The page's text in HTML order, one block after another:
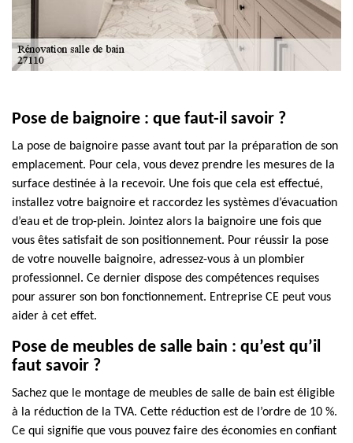
Pose de baignoire : que faut-il savoir ?
La pose de baignoire passe avant tout par la préparation de son
emplacement. Pour cela, vous devez prendre les mesures de la
surface destinée à la recevoir. Une fois que cela est effectué,
installez votre baignoire et raccordez les systèmes d’évacuation
d’eau et de trop-plein. Jointez alors la baignoire une fois que
vous êtes satisfait de son positionnement. Pour réussir la pose
de votre nouvelle baignoire, adressez-vous à un plombier
professionnel. Ce dernier dispose des compétences requises
pour assurer son bon fonctionnement. Entreprise CE peut vous
aider à cet effet.
Pose de meubles de salle bain : qu’est qu’il
faut savoir ?
Sachez que le montage de meubles de salle de bain est éligible
à la réduction de la TVA. Cette réduction est de l’ordre de 10 %.
Ce qui signifie que vous pouvez faire des économies en confiant